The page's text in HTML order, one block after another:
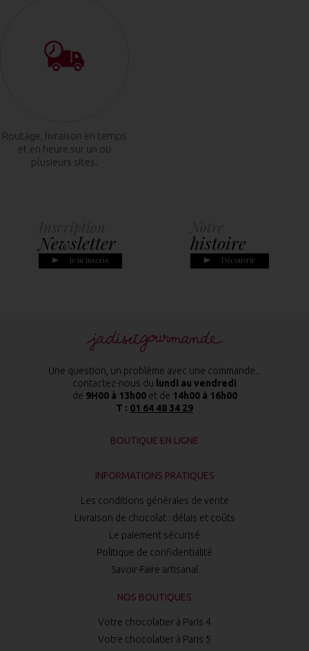
Routage, livraison en temps
et en heure sur un ou
plusieurs sites.
Newsletter
Je m'inscris
histoire
Découvrir
Une question, un problème avec une commande...
contactez-nous du lundi au vendredi
de 9H00 à 13h00et de 14h00 à 16h00
T : 01 64 48 34 29
BOUTIQUE EN LIGNE
INFORMATIONS PRATIQUES
Les conditions générales de vente
Livraison de chocolat : délais et coûts
Le paiement sécurisé
Politique de confidentialité
Savoir-Faire artisanal
NOS BOUTIQUES
Votre chocolatier à Paris 4
Votre chocolatier à Paris 5